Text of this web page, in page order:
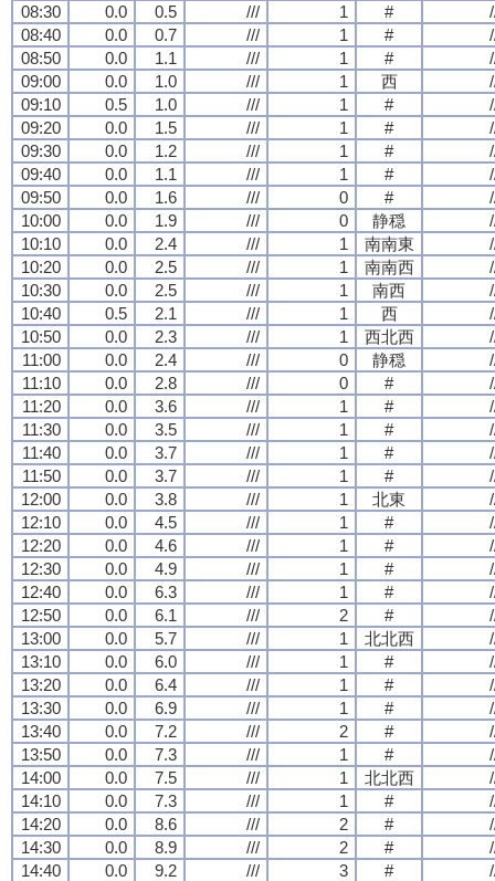
08:30
0.0 0.5 /// 1 #
08:40
0.0 0.7 /// 1 #
08:50
0.0 1.1 /// 1 #
09:00
0.0 1.0 /// 1 西
09:10
0.5 1.0 /// 1 #
09:20
0.0 1.5 /// 1 #
09:30
0.0 1.2 /// 1 #
09:40
0.0 1.1 /// 1 #
09:50
0.0 1.6 /// 0 #
10:00
0.0 1.9 /// 0 静穏
10:10
0.0 2.4 /// 1 南南東
10:20
0.0 2.5 /// 1 南南西
10:30
0.0 2.5 /// 1 南西
10:40
0.5 2.1 /// 1 西
10:50
0.0 2.3 /// 1 西北西
11:00
0.0 2.4 /// 0 静穏
11:10
0.0 2.8 /// 0 #
11:20
0.0 3.6 /// 1 #
11:30
0.0 3.5 /// 1 #
11:40
0.0 3.7 /// 1 #
11:50
0.0 3.7 /// 1 #
12:00
0.0 3.8 /// 1 北東
12:10
0.0 4.5 /// 1 #
12:20
0.0 4.6 /// 1 #
12:30
0.0 4.9 /// 1 #
12:40
0.0 6.3 /// 1 #
12:50
0.0 6.1 /// 2 #
13:00
0.0 5.7 /// 1 北北西
13:10
0.0 6.0 /// 1 #
13:20
0.0 6.4 /// 1 #
13:30
0.0 6.9 /// 1 #
13:40
0.0 7.2 /// 2 #
13:50
0.0 7.3 /// 1 #
14:00
0.0 7.5 /// 1 北北西
14:10
0.0 7.3 /// 1 #
14:20
0.0 8.6 /// 2 #
14:30
0.0 8.9 /// 2 #
14:40
0.0 9.2 /// 3 #